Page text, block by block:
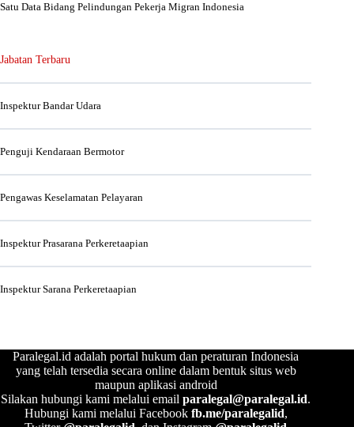
Satu Data Bidang Pelindungan Pekerja Migran Indonesia
Jabatan Terbaru
Inspektur Bandar Udara
Penguji Kendaraan Bermotor
Pengawas Keselamatan Pelayaran
Inspektur Prasarana Perkeretaapian
Inspektur Sarana Perkeretaapian
Paralegal.id adalah portal hukum dan peraturan Indonesia
yang telah tersedia secara online dalam bentuk situs web
maupun aplikasi android
Silakan hubungi kami melalui emailparalegal@paralegal.id.
Hubungi kami melalui Facebook fb.me/paralegalid,